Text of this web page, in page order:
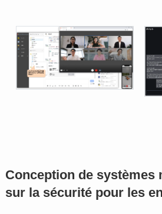
Conception de systèmes
sur la sécurité pour les